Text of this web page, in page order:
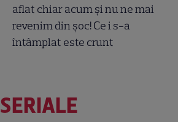
aflat chiar acum și nu ne mai
revenim din șoc! Ce i s-a
întâmplat este crunt
SERIALE